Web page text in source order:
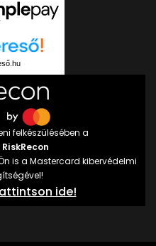
felkészülésében a
is a Mastercard kibervédelmi
ide!